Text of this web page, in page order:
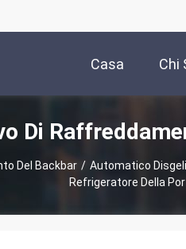
Casa Chi
Di
Del Backbar / Automatico
Refrigeratore Della